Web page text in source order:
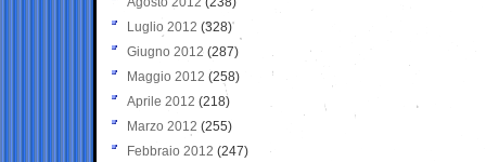
Luglio 2012 (328)
Giugno 2012 (287)
Maggio 2012 (258)
Aprile 2012 (218)
Marzo 2012 (255)
Febbraio 2012 (247)